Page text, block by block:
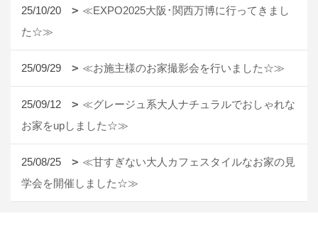
25/10/20
≪EXPO2025大阪･関西万博に行ってきまし
た☆≫
25/09/29 ≪お施主様のお家撮影会を行いました☆≫
25/09/12
≪グレージュ系大人ナチュラルでおしゃれな
お家をupしました☆≫
25/08/25
≪甘すぎない大人カフェスタイルなお家の見
学会を開催しました☆≫